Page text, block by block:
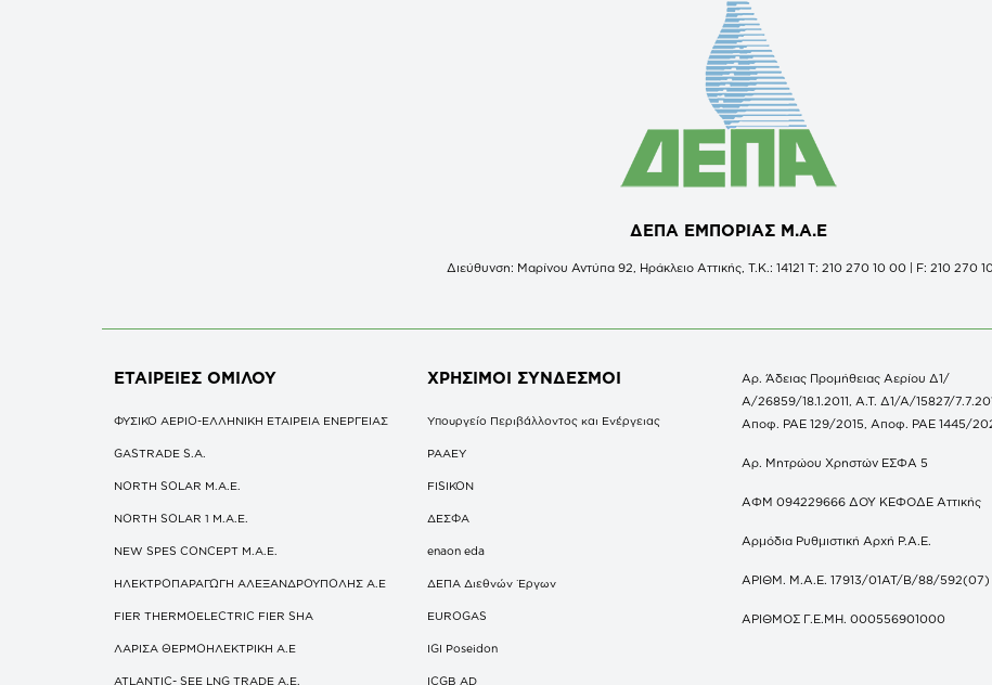
ΔΕΠΑ ΕΜΠΟΡΙΑΣ Μ.Α.Ε
Διεύθυνση: Μαρίνου Αντύπα 92, Ηράκλειο Αττικής, Τ.Κ.: 14121 Τ: 210 270 10 00 | F: 210 270
ΕΤΑΙΡΕΙΕΣΟΜΙΛΟΥ
ΦΥΣΙΚΟ ΑΕΡΙΟ-ΕΛΛΗΝΙΚΗ ΕΤΑΙΡΕΙΑ ΕΝΕΡΓΕΙΑΣ
GASTRADE S.A.
NORTH SOLAR M.Α.Ε.
NORTH SOLAR 1 M.Α.Ε.
NEW SPES CONCEPT Μ.Α.Ε.
ΗΛΕΚΤΡΟΠΑΡΑΓΩΓΗ ΑΛΕΞΑΝΔΡΟΥΠΟΛΗΣ A.E
FIER THERMOELECTRIC FIER SHA
ΛΑΡΙΣΑ ΘΕΡΜΟΗΛΕΚΤΡΙΚΗ A.E
ATLANTIC- SEE LNG TRADE A.E.
ΧΡΗΣΙΜΟΙ ΣΥΝΔΕΣΜΟΙ
Υπουργείο Περιβάλλοντος και Ενέργειας
ΡΑΑΕΥ
FISIKON
ΔΕΣΦΑ
enaon eda
ΔΕΠΑ Διεθνών Έργων
EUROGAS
IGI Poseidon
ICGB AD
Αρ. Άδειας Προμήθειας Αερίου Δ1/
Α/26859/18.1.2011, Α.Τ. Δ1/Α/15827/
Αποφ. ΡΑΕ 129/2015, Αποφ. ΡΑΕ 1445/
Αρ. Μητρώου Χρηστών ΕΣΦΑ 5
ΑΦΜ 094229666 ΔΟΥ ΚΕΦΟΔΕ Αττικής
Αρμόδια Ρυθμιστική Αρχή Ρ.Α.Ε.
ΑΡΙΘΜ. Μ.Α.Ε. 17913/01ΑΤ/Β/88/592(07)
ΑΡΙΘΜΟΣ Γ.Ε.ΜΗ. 000556901000